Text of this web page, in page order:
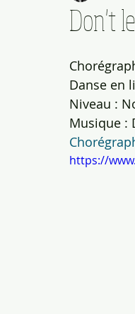
Don't
Danse en
Niveau :
Musique :
https://